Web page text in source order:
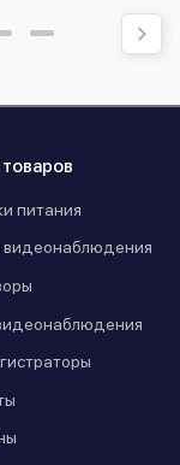
питания